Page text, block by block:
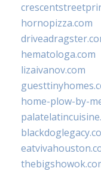
hornopizza.com
hematologa.com
lizaivanov.com
home-plow-by-